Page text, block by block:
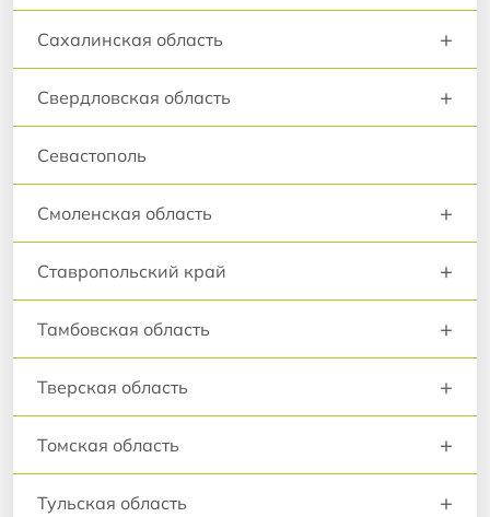
Сахалинская область +
Свердловская область +
Севастополь
Смоленская область +
Ставропольский край +
Тамбовская область +
Тверская область +
Томская область +
Тульская область +